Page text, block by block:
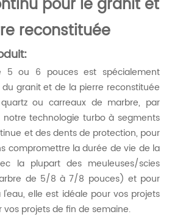
reconstituée
5 ou 6 pouces est spécialement
granit et de la pierre reconstituée
ou carreaux de marbre, par
notre technologie turbo à segments
et des dents de protection, pour
compromettre la durée de vie de la
la plupart des meuleuses/scies
de 5/8 à 7/8 pouces) et pour
elle est idéale pour vos projets
projets de fin de semaine.